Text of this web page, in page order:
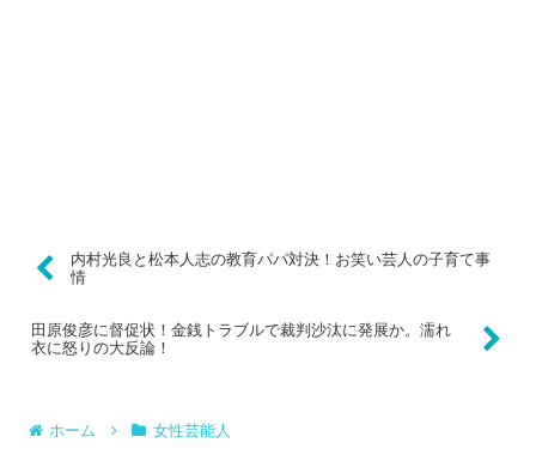
内村光良と松本人志の教育パパ対決！お笑い芸人の子育て事
情
田原俊彦に督促状！金銭トラブルで裁判沙汰に発展か。濡れ
衣に怒りの大反論！
ホーム 女性芸能人